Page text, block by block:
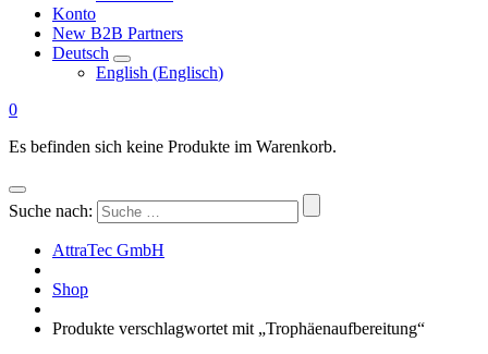
Konto
New B2B Partners
Deutsch
English (Englisch)
0
Es befinden sich keine Produkte im Warenkorb.
Suche nach:
AttraTec GmbH
Shop
Produkte verschlagwortet mit „Trophäenaufbereitung“